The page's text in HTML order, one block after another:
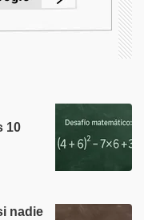
10
nadie